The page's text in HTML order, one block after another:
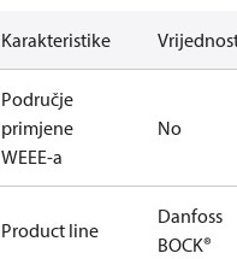
Karakteristike
Područje
primjene
WEEE-a
No
Product line
Danfoss
BOCK®